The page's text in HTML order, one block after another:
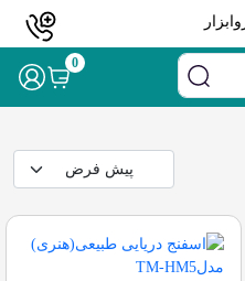
0